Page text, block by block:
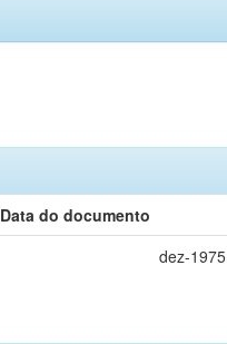
Data do documento
dez-1975